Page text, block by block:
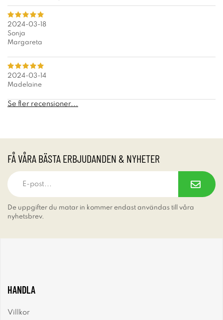
2024-03-18
Sonja
Margareta
2024-03-14
Madelaine
Se fler recensioner...
FÅ VÅRA BÄSTA ERBJUDANDEN & NYHETER
De uppgifter du matar in kommer endast användas till våra
nyhetsbrev.
HANDLA
Villkor